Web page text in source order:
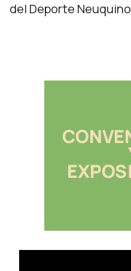
del Deporte Neuquino